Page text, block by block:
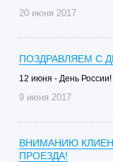
20 июня 2017
ПОЗДРАВЛЯЕМ С
12 июня - День России!
9 июня 2017
ВНИМАНИЮ
ПРОЕЗДА!